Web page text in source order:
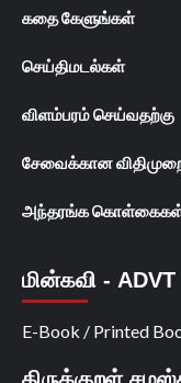
கதை கேளுங்கள்
செய்திமடல்கள்
விளம்பரம் செய்வதற்கு
சேவைக்கான
அந்தரங்க
மின்கவி - ADVT
E-Book / Printed